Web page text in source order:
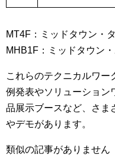
MT4F：ミッドタウン・
MHB1F：ミッドタウン
これらのテクニカルワー
例発表やソリューション
品展示ブースなど、さま
やデモがあります。
類似の記事がありません